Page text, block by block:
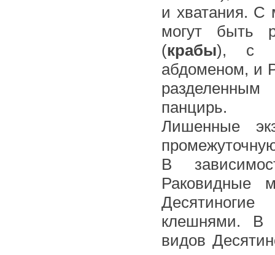
и хватания. С
могут быть
(крабы), с
абдоменом, и
панцирь.
Лишенные
В
Раковидные
клешнями. В
видов